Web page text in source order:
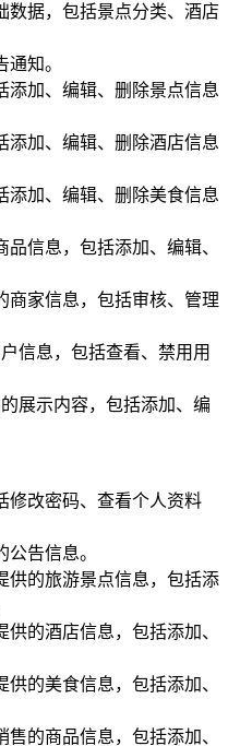
数据，包括景点分类、酒店
知。
添加、编辑、删除景点信息
添加、编辑、删除酒店信息
添加、编辑、删除美食信息
信息，包括添加、编辑、
商家信息，包括审核、管理
信息，包括查看、禁用用
展示内容，包括添加、编
修改密码、查看个人资料
告信息。
供的旅游景点信息，包括添
的酒店信息，包括添加、
的美食信息，包括添加、
的商品信息，包括添加、